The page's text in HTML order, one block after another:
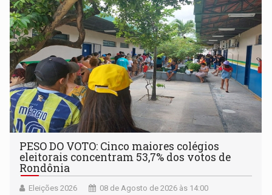
PESO DO VOTO: Cinco maiores colégios
eleitorais concentram 53,7% dos votos de
Rondônia
Eleições 2026 08 de Agosto de 2026 às 14:00